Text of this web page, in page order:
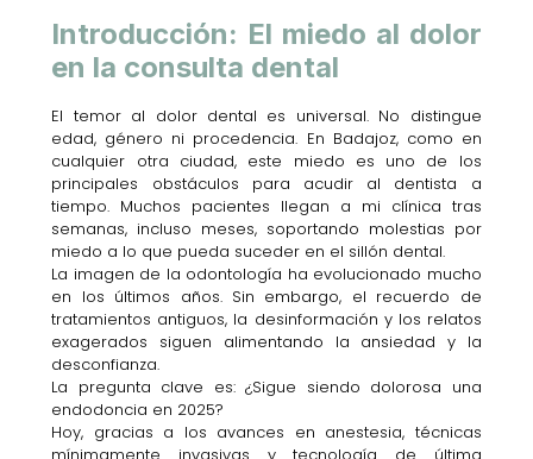
Introducción: El miedo al dolor
en la consulta dental
El temor al dolor dental es universal. No distingue
edad, género ni procedencia. En Badajoz, como en
cualquier otra ciudad, este miedo es uno de los
principales obstáculos para acudir al dentista a
tiempo. Muchos pacientes llegan a mi clínica tras
semanas, incluso meses, soportando molestias por
miedo a lo que pueda suceder en el sillón dental.
La imagen de la odontología ha evolucionado mucho
en los últimos años. Sin embargo, el recuerdo de
tratamientos antiguos, la desinformación y los relatos
exagerados siguen alimentando la ansiedad y la
desconfianza.
La pregunta clave es: ¿Sigue siendo dolorosa una
endodoncia en 2025?
Hoy, gracias a los avances en anestesia, técnicas